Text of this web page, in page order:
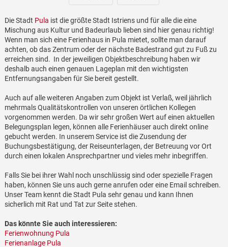
Die Stadt Pula ist die größte Stadt Istriens und für alle die eine
Mischung aus Kultur und Badeurlaub lieben sind hier genau richtig!
Wenn man sich eine Ferienhaus in Pula mietet, sollte man darauf
achten, ob das Zentrum oder der nächste Badestrand gut zu Fuß zu
erreichen sind. In der jeweiligen Objektbeschreibung haben wir
deshalb auch einen genauen Lageplan mit den wichtigsten
Entfernungsangaben für Sie bereit gestellt.
Auch auf alle weiteren Angaben zum Objekt ist Verlaß, weil jährlich
mehrmals Qualitätskontrollen von unseren örtlichen Kollegen
vorgenommen werden. Da wir sehr großen Wert auf einen aktuellen
Belegungsplan legen, können alle Ferienhäuser auch direkt online
gebucht werden. In unserem Service ist die Zusendung der
Buchungsbestätigung, der Reiseunterlagen, der Betreuung vor Ort
durch einen lokalen Ansprechpartner und vieles mehr inbegriffen.
Falls Sie bei ihrer Wahl noch unschlüssig sind oder spezielle Fragen
haben, können Sie uns auch gerne anrufen oder eine Email schreiben.
Unser Team kennt die Stadt Pula sehr genau und kann Ihnen
sicherlich mit Rat und Tat zur Seite stehen.
Das könnte Sie auch interessieren:
Ferienwohnung Pula
Ferienanlage Pula